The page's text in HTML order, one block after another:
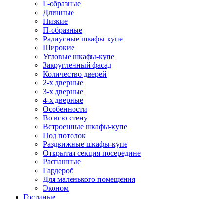
Г-образные
Длинные
Низкие
П-образные
Радиусные шкафы-купе
Широкие
Угловые шкафы-купе
Закругленный фасад
Количество дверей
2-х дверные
3-х дверные
4-х дверные
Особенности
Во всю стену
Встроенные шкафы-купе
Под потолок
Раздвижные шкафы-купе
Открытая секция посередине
Распашные
Гардероб
Для маленького помещения
Эконом
Гостиные